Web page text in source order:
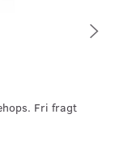
Fri fragt